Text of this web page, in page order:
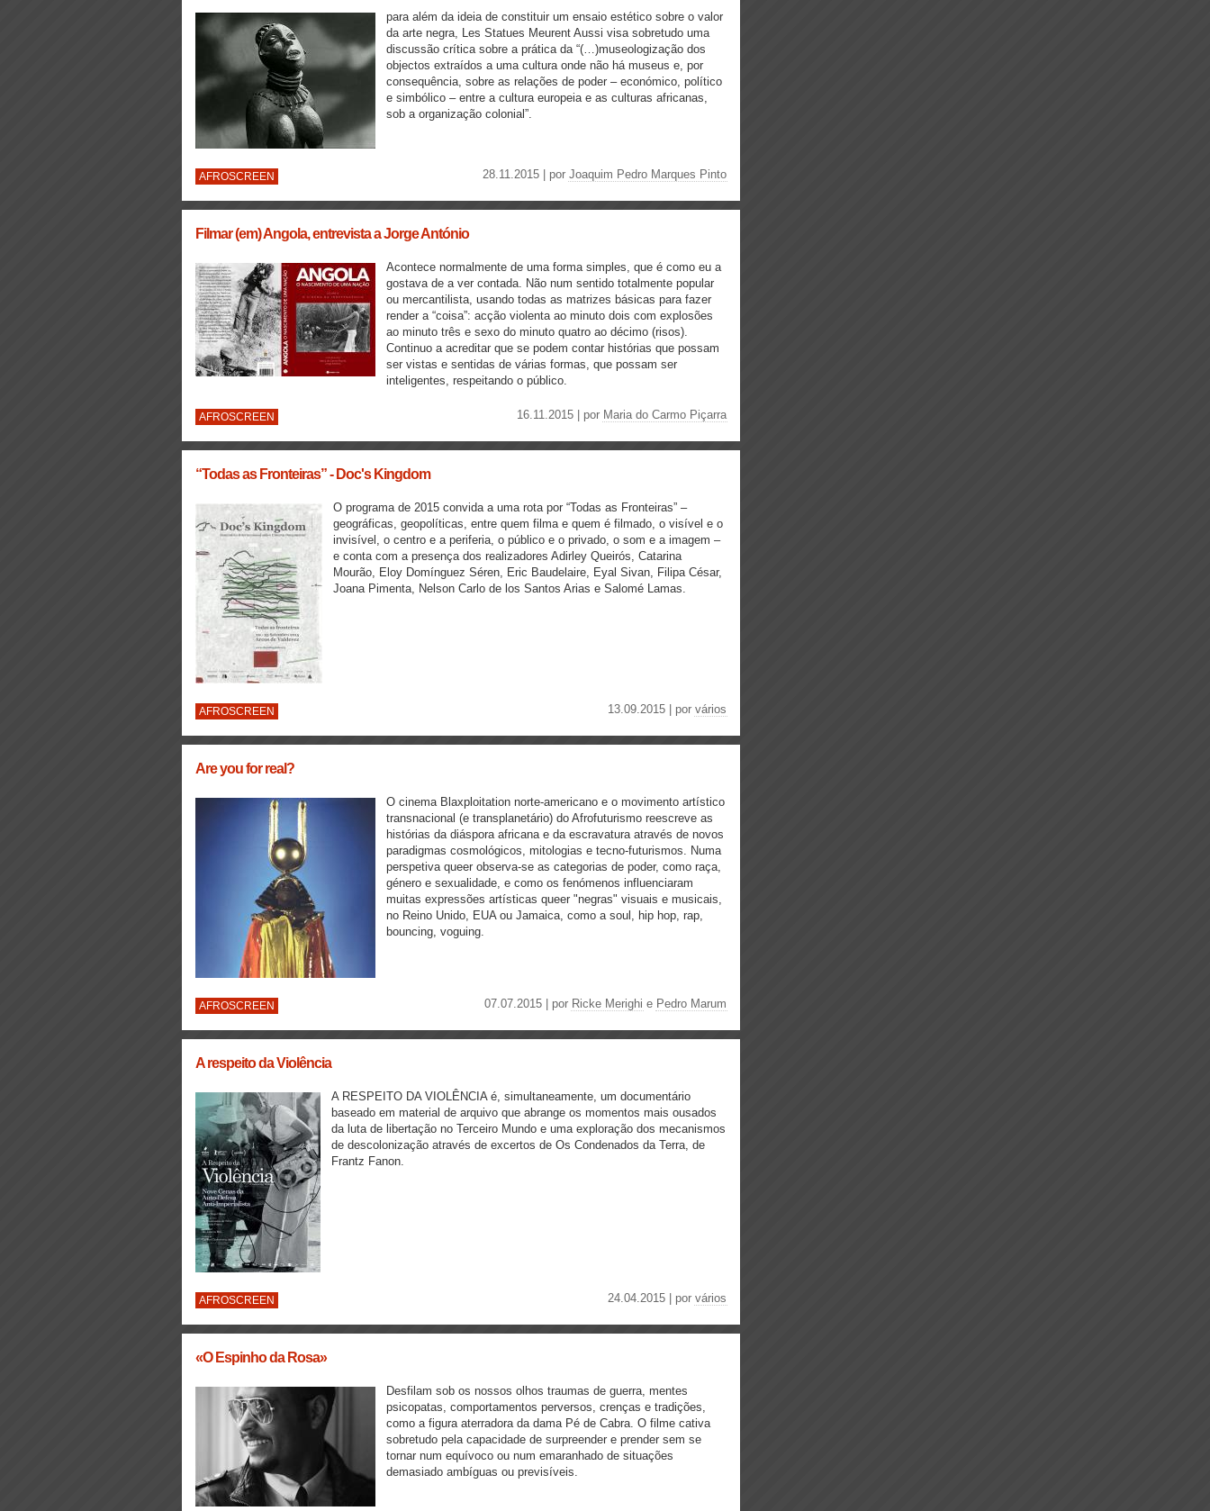
para além da ideia de constituir um ensaio estético sobre o valor
da arte negra, Les Statues Meurent Aussi visa sobretudo uma
discussão crítica sobre a prática da “(…)museologização dos
objectos extraídos a uma cultura onde não há museus e, por
consequência, sobre as relações de poder – económico, político
e simbólico – entre a cultura europeia e as culturas africanas,
sob a organização colonial”.
AFROSCREEN 28.11.2015 | por Joaquim Pedro Marques Pinto
Filmar (em) Angola, entrevista a Jorge António
Acontece normalmente de uma forma simples, que é como eu a
gostava de a ver contada. Não num sentido totalmente popular
ou mercantilista, usando todas as matrizes básicas para fazer
render a “coisa”: acção violenta ao minuto dois com explosões
ao minuto três e sexo do minuto quatro ao décimo (risos).
Continuo a acreditar que se podem contar histórias que possam
ser vistas e sentidas de várias formas, que possam ser
inteligentes, respeitando o público.
AFROSCREEN 16.11.2015 | por Maria do Carmo Piçarra
“Todas as Fronteiras” - Doc's Kingdom
O programa de 2015 convida a uma rota por “Todas as Fronteiras” –
geográficas, geopolíticas, entre quem filma e quem é filmado, o visível e o
invisível, o centro e a periferia, o público e o privado, o som e a imagem –
e conta com a presença dos realizadores Adirley Queirós, Catarina
Mourão, Eloy Domínguez Séren, Eric Baudelaire, Eyal Sivan, Filipa César,
Joana Pimenta, Nelson Carlo de los Santos Arias e Salomé Lamas.
AFROSCREEN 13.09.2015 | por vários
Are you for real?
O cinema Blaxploitation norte-americano e o movimento artístico
transnacional (e transplanetário) do Afrofuturismo reescreve as
histórias da diáspora africana e da escravatura através de novos
paradigmas cosmológicos, mitologias e tecno-futurismos. Numa
perspetiva queer observa-se as categorias de poder, como raça,
género e sexualidade, e como os fenómenos influenciaram
muitas expressões artísticas queer "negras" visuais e musicais,
no Reino Unido, EUA ou Jamaica, como a soul, hip hop, rap,
bouncing, voguing.
AFROSCREEN 07.07.2015 | por Ricke Merighi e Pedro Marum
A respeito da Violência
A RESPEITO DA VIOLÊNCIA é, simultaneamente, um documentário
baseado em material de arquivo que abrange os momentos mais ousados
da luta de libertação no Terceiro Mundo e uma exploração dos mecanismos
de descolonização através de excertos de Os Condenados da Terra, de
Frantz Fanon.
AFROSCREEN 24.04.2015 | por vários
«O Espinho da Rosa»
Desfilam sob os nossos olhos traumas de guerra, mentes
psicopatas, comportamentos perversos, crenças e tradições,
como a figura aterradora da dama Pé de Cabra. O filme cativa
sobretudo pela capacidade de surpreender e prender sem se
tornar num equívoco ou num emaranhado de situações
demasiado ambíguas ou previsíveis.